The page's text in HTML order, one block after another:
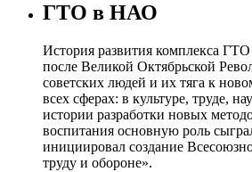
ГТО в НАО
История развития комплекса ГТО
после Великой Октябрьской
советских людей и их тяга к
всех сферах: в культуре, труде,
истории разработки новых
воспитания основную роль
инициировал создание
труду и обороне».